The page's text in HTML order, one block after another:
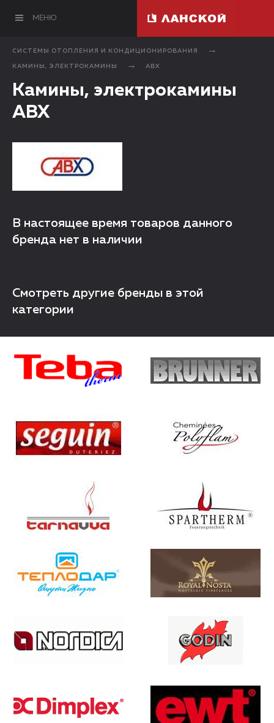
МЕНЮ
СИСТЕМЫ ОТОПЛЕНИЯ И КОНДИЦИОНИРОВАНИЯ
КАМИНЫ, ЭЛЕКТРОКАМИНЫ ABX
Камины, электрокамины
ABX
В настоящее время товаров данного
бренда нет в наличии
Смотреть другие бренды в этой
категории